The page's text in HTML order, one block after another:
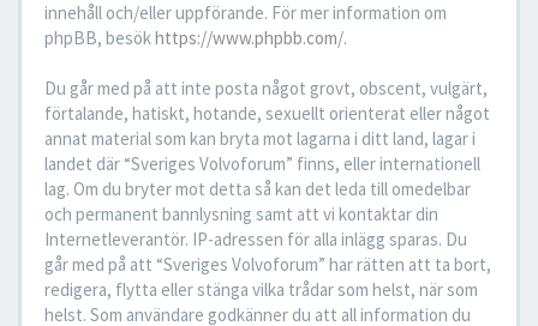
innehåll och/eller uppförande. För mer information om
phpBB, besökhttps://www.phpbb.com/.
Du går med på att inte posta något grovt, obscent, vulgärt,
förtalande, hatiskt, hotande, sexuellt orienterat eller något
annat material som kan bryta mot lagarna i ditt land, lagar i
landet där “Sveriges Volvoforum” finns, eller internationell
lag. Om du bryter mot detta så kan det leda till omedelbar
och permanent bannlysning samt att vi kontaktar din
Internetleverantör. IP-adressen för alla inlägg sparas. Du
går med på att “Sveriges Volvoforum” har rätten att ta bort,
redigera, flytta eller stänga vilka trådar som helst, när som
helst. Som användare godkänner du att all information du